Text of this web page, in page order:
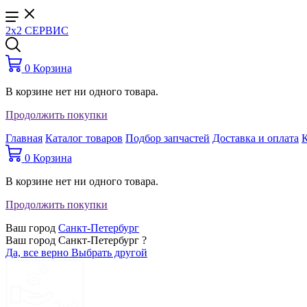
2x2 СЕРВИС
0 Корзина
В корзине нет ни одного товара.
Продолжить покупки
Главная Каталог товаров Подбор запчастей Доставка и оплата
0 Корзина
В корзине нет ни одного товара.
Продолжить покупки
Ваш город Санкт-Петербург
Ваш город Санкт-Петербург ?
Да, все верно Выбрать другой